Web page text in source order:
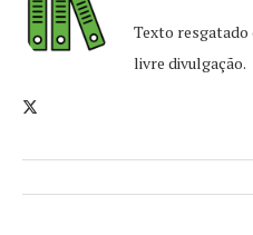
Texto resgatado
livre divulgação.